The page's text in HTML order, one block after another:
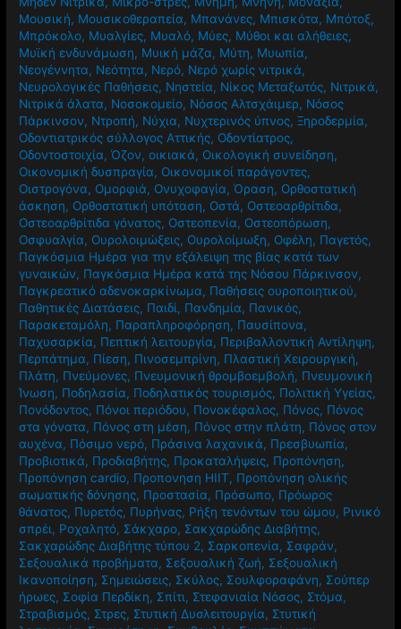
Λιπώδης Νόσος ,Μη αλκοολική λιπώδης νόσου του ήπατος
Μηδέν Νιτρικά,Μικρο-στρες ,Μνήμη,Μνήνη,Μοναξιά,
Μουσική,Μουσικοθεραπεία,Μπανάνες,Μπισκότα,Μπότοξ
Μπρόκολο,Μυαλγίες,Μυαλό,Μύες,Μύθοι και αλήθειες
Μυϊκή ενδυνάμωση,Μυική μάζα, Μύτη, Μυωπία
Νεογέννητα,Νεότητα,Νερό, Νερό χωρίς νιτρικά,
Νευρολογικές Παθήσεις,Νηστεία,Νίκος Μεταξωτός,Νιτρικά
Νιτρικά άλατα,Νοσοκομείο ,Νόσος Αλτσχάιμερ,Νόσος
Πάρκινσον,Ντροπή,Νύχια,Νυχτερινός ύπνος,
Οδοντιατρικός σύλλογος Αττικής,Οδοντίατρος,
Οδοντοστοιχία,Όζον,οικιακά,Οικολογική συνείδηση
Οικονομική δυσπραγία ,Οικονομικοί παράγοντες,
Οιστρογόνα,Ομορφιά ,Ονυχοφαγία ,Όραση,Ορθοστατική
άσκηση,Ορθοστατική υπόταση,Οστά ,Οστεοαρθρίτιδα
Οστεοαρθρίτιδα γόνατος,Οστεοπενία,Οστεοπόρωση,
Οσφυαλγία , Ουρολοιμώξεις,Ουρολοίμωξη,Οφέλη ,Παγετός
Παγκόσμια Ημέρα για την εξάλειψη της βίας κατά των
γυναικών,Παγκόσμια Ημέρα κατά της Νόσου Πάρκινσον
Παγκρεατικό αδενοκαρκίνωμα,Παθήσεις ουροποιητικού
Παθητικές Διατάσεις,Παιδί,Πανδημία ,Πανικός,
Παρακεταμόλη,Παραπληροφόρηση,Παυσίπονα,
Παχυσαρκία ,Πεπτική λειτουργία, Περιβαλλοντική Αντίληψη
Περπάτημα,Πίεση, Πινοσεμπρίνη,Πλαστική Χειρουργική,
Πλάτη,Πνεύμονες,Πνευμονική θρομβοεμβολή,Πνευμονική
Ίνωση,Ποδηλασία, Ποδηλατικός τουρισμός, Πολιτική Υγείας
Πονόδοντος , Πόνοι περιόδου, Πονοκέφαλος,Πόνος,Πόνος
στα γόνατα,Πόνος στη μέση,Πόνος στην πλάτη,Πόνος στον
αυχένα,Πόσιμο νερό,Πράσινα λαχανικά, Πρεσβυωπία
Προβιοτικά,Προδιαβήτης,Προκαταλήψεις,Προπόνηση,
Προπόνηση cardio,Προπονηση HIIT,Προπόνηση ολικής
σωματικής δόνησης,Προστασία,Πρόσωπο, Πρόωρος
θάνατος ,Πυρετός ,Πυρήνας ,Ρήξη τενόντων του ώμου
σπρέι,Ροχαλητό,Σάκχαρο,Σακχαρώδης Διαβήτης,
Σακχαρώδης Διαβήτης τύπου 2,Σαρκοπενία,Σαφράν,
Σεξουαλικά προβήματα,Σεξουαλική ζωή,Σεξουαλική
Ικανοποίηση, Σημειώσεις,Σκύλος,Σουλφοραφάνη,Σούπερ
ήρωες,Σοφία Περδίκη,Σπίτι,Στεφανιαία Νόσος,Στόμα